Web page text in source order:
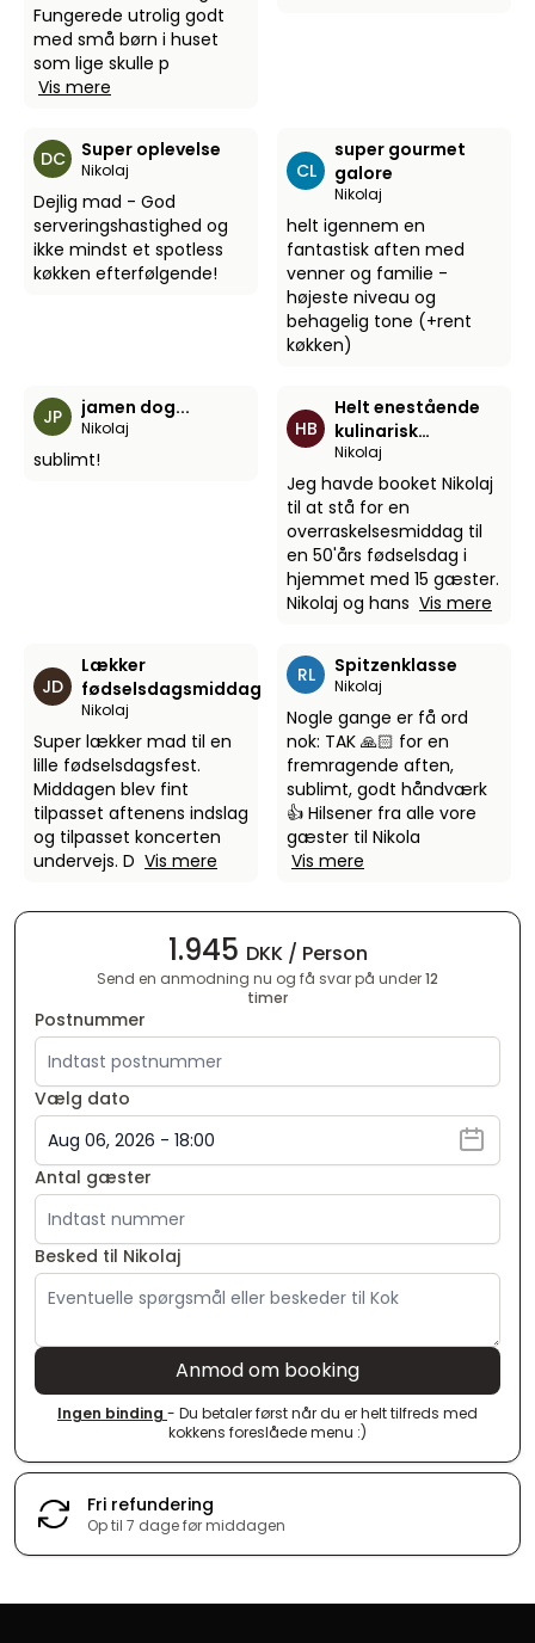
Fungerede utrolig godt
med små børn i huset
som lige skulle p
Vis mere
DC Super oplevelse
Nikolaj
Dejlig mad - God
serveringshastighed og
ikke mindst et spotless
køkken efterfølgende!
CL
super gourmet
galore
Nikolaj
helt igennem en
fantastisk aften med
venner og familie -
højeste niveau og
behagelig tone (+rent
køkken)
JP jamen dog...
Nikolaj
sublimt!
HB
Helt enestående
kulinarisk
oplevelse på
Michelin niveau
Nikolaj
Jeg havde booket Nikolaj
til at stå for en
overraskelsesmiddag til
en 50'års fødselsdag i
hjemmet med 15 gæster.
Nikolaj og hans Vis mere
JD
Lækker
fødselsdagsmiddag
Nikolaj
Super lækker mad til en
lille fødselsdagsfest.
Middagen blev fint
tilpasset aftenens indslag
og tilpasset koncerten
undervejs. D Vis mere
RL Spitzenklasse
Nikolaj
Nogle gange er få ord
nok: TAK 🙏🏻 for en
fremragende aften,
sublimt, godt håndværk
👍 Hilsener fra alle vore
gæster til Nikola
Vis mere
1.945 DKK / Person
Send en anmodning nu og få svar på under12
timer
Postnummer
Vælg dato
Antal gæster
Besked til Nikolaj
Anmod om booking
Ingen binding - Du betaler først når du er helt tilfreds med
kokkens foreslåede menu :)
Fri refundering
Op til 7 dage før middagen